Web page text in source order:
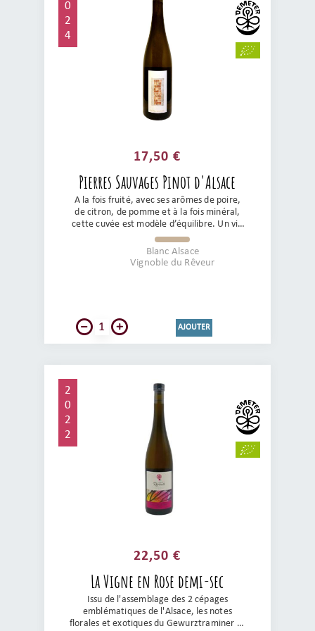
0
2
4
17,50 €
Pierres Sauvages Pinot d'Alsace
A la fois fruité, avec ses arômes de poire,
de citron, de pomme et à la fois minéral,
cette cuvée est modèle d’équilibre. Un vin
complexe, avec de jolis amers et un
toucher en bouche exceptionnel. Sans
sulfites ajoutés, précis et d’une belle
Blanc Alsace
Vignoble du Rêveur
AJOUTER
2
0
2
2
22,50 €
La Vigne en Rose demi-sec
Issu de l'assemblage des 2 cépages
emblématiques de l'Alsace, les notes
florales et exotiques du Gewurztraminer et